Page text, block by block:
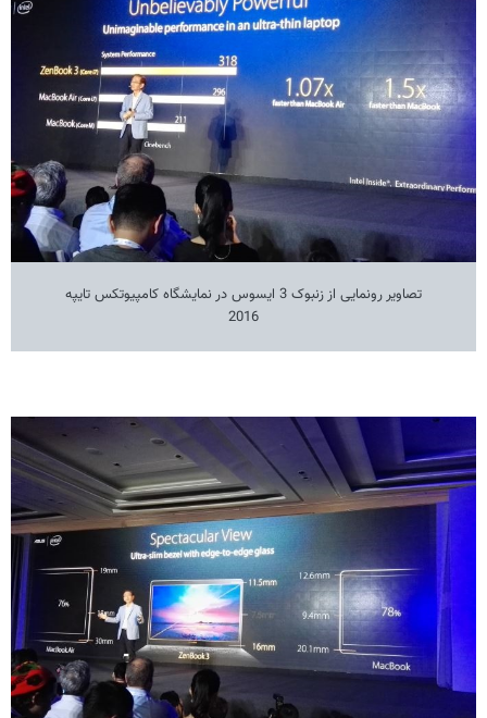
تصاویر رونمایی از زنبوک 3 ایسوس در نمایشگاه کامپیوتکس تایپه
2016